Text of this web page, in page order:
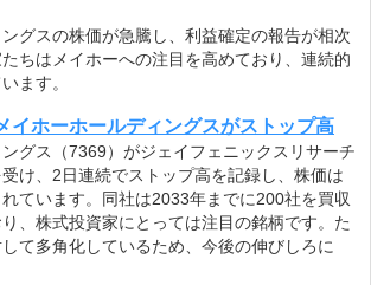
グスの株価が急騰し、利益確定の報告が相次
ちはメイホーへの注目を高めており、連続的
ます。
イホーホールディングスがストップ高
グス（7369）がジェイフェニックスリサーチ
け、2日連続でストップ高を記録し、株価は
ています。同社は2033年までに200社を買収
、株式投資家にとっては注目の銘柄です。た
て多角化しているため、今後の伸びしろに